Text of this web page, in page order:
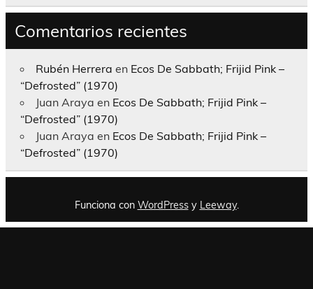
Comentarios recientes
Rubén Herrera en Ecos De Sabbath; Frijid Pink –
“Defrosted” (1970)
Juan Araya en Ecos De Sabbath; Frijid Pink –
“Defrosted” (1970)
Juan Araya en Ecos De Sabbath; Frijid Pink –
“Defrosted” (1970)
Funciona con WordPressy Leeway.